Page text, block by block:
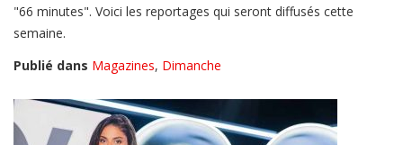
"66 minutes". Voici les reportages qui seront diffusés cette
semaine.
Publié dans Magazines, Dimanche